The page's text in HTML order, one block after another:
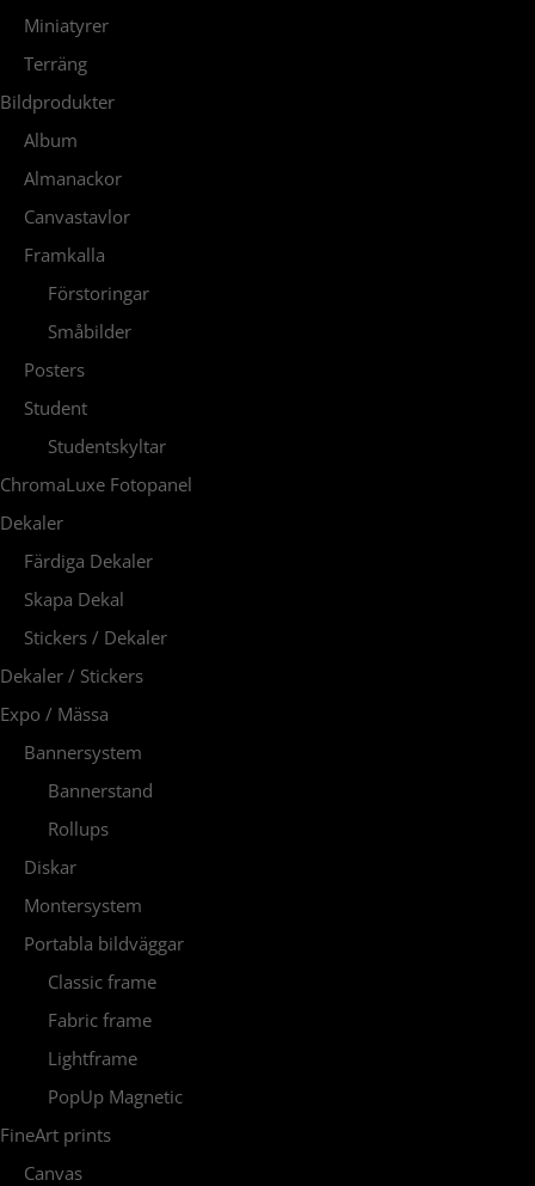
Miniatyrer
Terräng
Bildprodukter
Album
Almanackor
Canvastavlor
Framkalla
Förstoringar
Småbilder
Posters
Student
Studentskyltar
ChromaLuxe Fotopanel
Dekaler
Färdiga Dekaler
Skapa Dekal
Stickers / Dekaler
Dekaler / Stickers
Expo / Mässa
Bannersystem
Bannerstand
Rollups
Diskar
Montersystem
Portabla bildväggar
Classic frame
Fabric frame
Lightframe
PopUp Magnetic
FineArt prints
Canvas